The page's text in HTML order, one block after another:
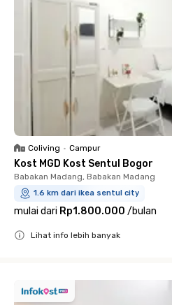
Coliving • Campur
Kost MGD Kost Sentul Bogor
Babakan Madang, Babakan Madang
1.6 km dari ikea sentul city
mulai dari Rp1.800.000 /bulan
Lihat info lebih banyak